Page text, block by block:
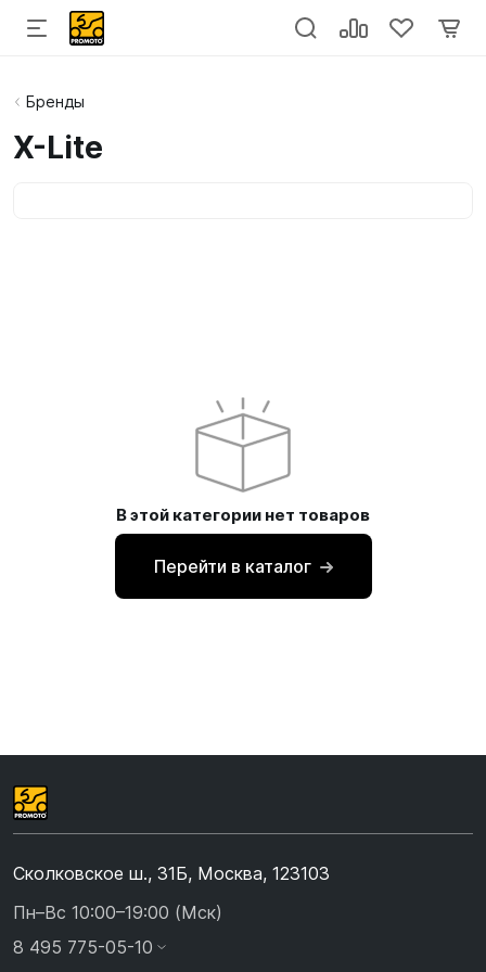
Бренды
X-Lite
В этой категории нет товаров
Перейти в каталог
Сколковское ш., 31Б, Москва, 123103
Пн–Вс 10:00–19:00 (Мск)
8 495 775-05-10